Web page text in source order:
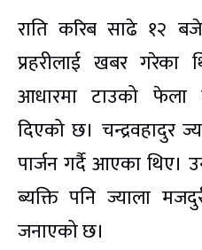
राति करिब साढे १२
प्रहरीलाई खबर गरेका
आधारमा टाउको फेला
दिएको छ। चन्द्रवहादुर
पार्जन गर्दै आएका थिए।
ब्यक्ति पनि ज्याला
जनाएको छ।